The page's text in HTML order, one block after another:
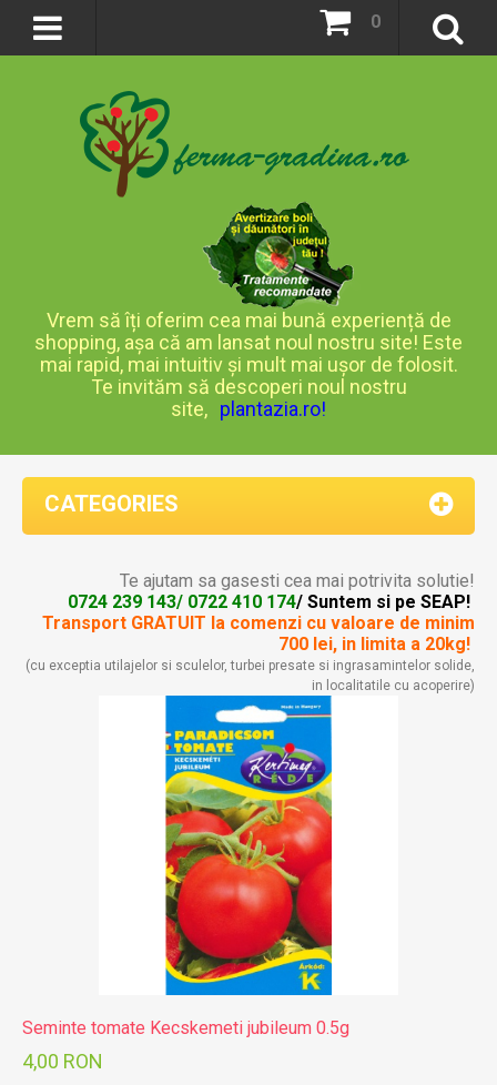
0
Vrem să îți oferim cea mai bună experiență de
shopping, așa că am lansat noul nostru site! Este
mai rapid, mai intuitiv și mult mai ușor de folosit.
Te invităm să descoperi noul nostru
site, plantazia.ro!
CATEGORIES
Te ajutam sa gasesti cea mai potrivita solutie!
0724 239 143/ 0722 410 174/ Suntem si pe SEAP!
Transport GRATUIT la comenzi cu valoare de minim
700 lei, in limita a 20kg!
(cu exceptia utilajelor si sculelor, turbei presate si ingrasamintelor solide,
in localitatile cu acoperire)
Seminte tomate Kecskemeti jubileum 0.5g
4,00 RON